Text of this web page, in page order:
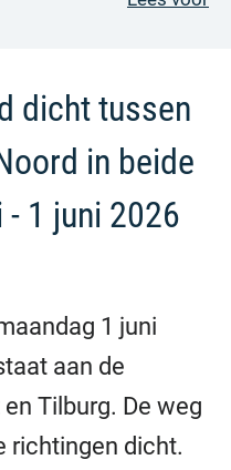
dicht tussen
in beide
1 juni 2026
1 juni
aan de
Tilburg. De weg
richtingen dicht.